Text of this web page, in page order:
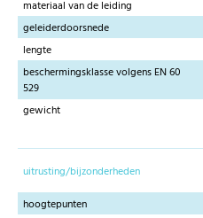
materiaal van de leiding
geleiderdoorsnede
lengte
beschermingsklasse volgens EN 60
529
gewicht
uitrusting/bijzonderheden
hoogtepunten